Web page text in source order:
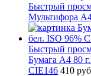
Быстрый
Мультифора
Быстрый
Бумага А4 80
CIE146 410